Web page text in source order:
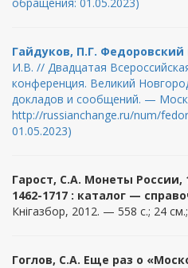
Гайдуков, П.Г. Федоровский
И.В. // Двадцатая
конференция. Великий
докладов и сообщений. —
http://russianchange.ru/num/
01.05.2023)
Гарост, С.А. Монеты России,
1462-1717 : каталог —
Кнігазбор, 2012. — 558 с.; 24
Гоглов, С.А. Еще раз о